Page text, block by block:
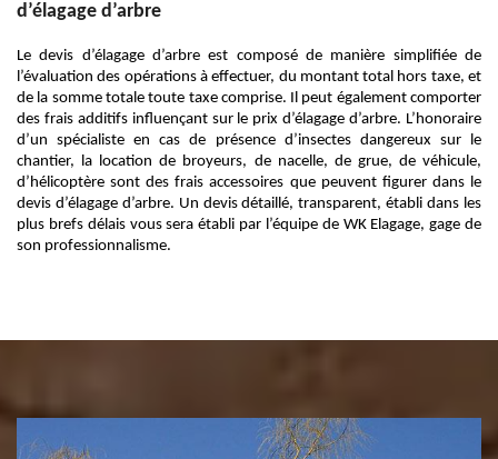
d’élagage d’arbre
Le devis d’élagage d’arbre est composé de manière simplifiée de
l’évaluation des opérations à effectuer, du montant total hors taxe, et
de la somme totale toute taxe comprise. Il peut également comporter
des frais additifs influençant sur le prix d’élagage d’arbre. L’honoraire
d’un spécialiste en cas de présence d’insectes dangereux sur le
chantier, la location de broyeurs, de nacelle, de grue, de véhicule,
d’hélicoptère sont des frais accessoires que peuvent figurer dans le
devis d’élagage d’arbre. Un devis détaillé, transparent, établi dans les
plus brefs délais vous sera établi par l’équipe de WK Elagage, gage de
son professionnalisme.